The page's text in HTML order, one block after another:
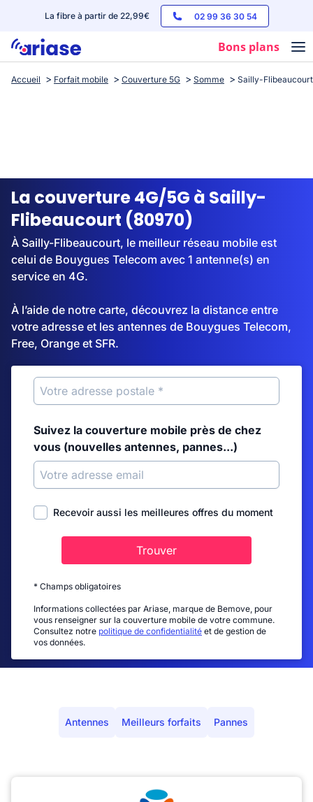
La fibre à partir de 22,99€ 02 99 36 30 54
Bons plans
Box internet
Streaming
Accueil Forfait mobile Couverture 5G Somme Sailly-Flibeaucourt
La couverture 4G/5G à Sailly-
Flibeaucourt (80970)
À Sailly-Flibeaucourt, le meilleur réseau mobile est
celui de Bouygues Telecom avec 1 antenne(s) en
service en 4G.
À l’aide de notre carte, découvrez la distance entre
votre adresse et les antennes de Bouygues Telecom,
Free, Orange et SFR.
Suivez la couverture mobile près de chez
vous (nouvelles antennes, pannes...)
Recevoir aussi les meilleures offres du moment
Trouver
* Champs obligatoires
Informations collectées par Ariase, marque de Bemove, pour
vous renseigner sur la couverture mobile de votre commune.
Consultez notre politique de confidentialité et de gestion de
vos données.
Antennes Meilleurs forfaits Pannes